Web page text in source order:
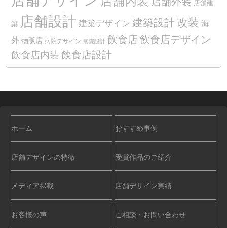
店舗建
築 店舗設計 建築デザイン 建築設計 改装 海
外 物販店 病院デザイン 病院設計 飲食店 飲食店デザイン
飲食店内装 飲食店設計
ホーム おすすめ事例
店舗デザインの特徴 受賞作品のご紹介
メディア掲載 店舗デザイン実績
お客様の声 ご相談・お問い合わせ